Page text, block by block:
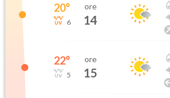
20°
6
ore
14
22°
5
ore
15